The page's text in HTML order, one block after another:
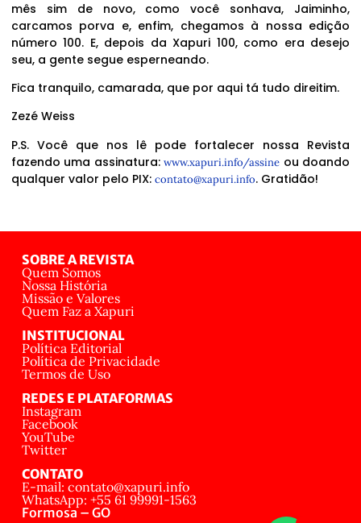
mês sim de novo, como você sonhava, Jaiminho,
carcamos porva e, enfim, chegamos à nossa edição
número 100. E, depois da Xapuri 100, como era desejo
seu, a gente segue esperneando.
Fica tranquilo, camarada, que por aqui tá tudo direitim.
Zezé Weiss
P.S. Você que nos lê pode fortalecer nossa Revista
fazendo uma assinatura:www.xapuri.info/assine ou doando
qualquer valor pelo PIX: contato@xapuri.info. Gratidão!
SOBRE A REVISTA
Quem Somos
Nossa História
Missão e Valores
Quem Faz a Xapuri
INSTITUCIONAL
Política Editorial
Política de Privacidade
Termos de Uso
REDES E PLATAFORMAS
Instagram
Facebook
YouTube
Twitter
CONTATO
E-mail: contato@xapuri.info
WhatsApp: +55 61 99991-1563
Formosa – GO